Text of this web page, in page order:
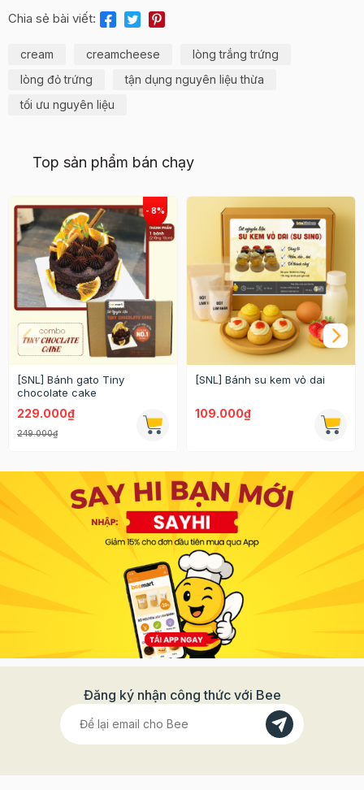
Chia sẻ bài viết:
cream creamcheese
lòng trắng trứng
lòng đỏ trứng
tận dụng nguyên liệu thừa
tối ưu nguyên liệu
Top sản phẩm bán chạy
[SNL] Bánh gato Tiny
chocolate cake
229.000₫
249.000₫
[SNL] Bánh su kem vỏ dai
109.000₫
Đăng ký nhận công thức với Bee